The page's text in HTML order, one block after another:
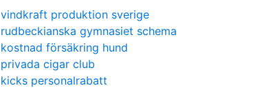
vindkraft produktion sverige
rudbeckianska gymnasiet schema
kostnad försäkring hund
privada cigar club
kicks personalrabatt